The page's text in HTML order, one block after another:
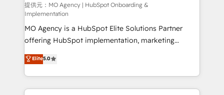
and implementation. - Pre-built and custom
integrations across your full tech stack. - Custom
object setup, CMS builds, and full-funnel automation.
- Dashboards, lifecycle campaigns, and lead
nurturing sequences. - Cross-hub setup across
Marketing, Sales, Operations, and Service Hubs. -
Ongoing optimization, managed support, and
scalable retainers. Let’s make HubSpot your most
提供元：MO Agency | HubSpot Onboarding &
Implementation
MO Agency is a HubSpot Elite Solutions Partner
offering HubSpot implementation, marketing
automation, CRM and RevOps consulting, B2B SEO,
paid media, content marketing, AEO and GEO (AI
search optimisation), and HubSpot Content Hub and
WordPress development. We work with enterprise
Elite5.0